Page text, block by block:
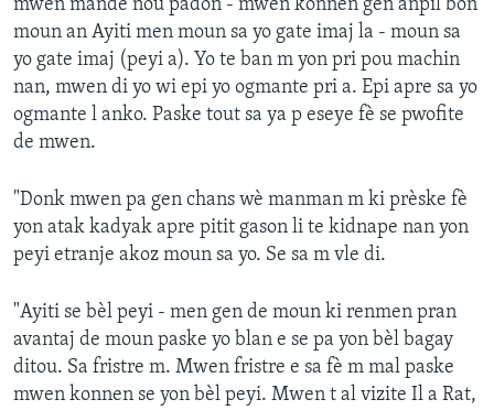
mwen mande nou padon - mwen konnen gen anpil bon
moun an Ayiti men moun sa yo gate imaj la - moun sa
yo gate imaj (peyi a). Yo te ban m yon pri pou machin
nan, mwen di yo wi epi yo ogmante pri a. Epi apre sa yo
ogmante l anko. Paske tout sa ya p eseye fè se pwofite
de mwen.
"Donk mwen pa gen chans wè manman m ki prèske fè
yon atak kadyak apre pitit gason li te kidnape nan yon
peyi etranje akoz moun sa yo. Se sa m vle di.
"Ayiti se bèl peyi - men gen de moun ki renmen pran
avantaj de moun paske yo blan e se pa yon bèl bagay
ditou. Sa fristre m. Mwen fristre e sa fè m mal paske
mwen konnen se yon bèl peyi. Mwen t al vizite Il a Rat,